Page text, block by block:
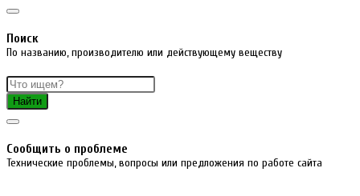
Поиск
По названию, производителю или действующему веществу
Найти
Cообщить о проблеме
Технические проблемы, вопросы или предложения по работе сайта